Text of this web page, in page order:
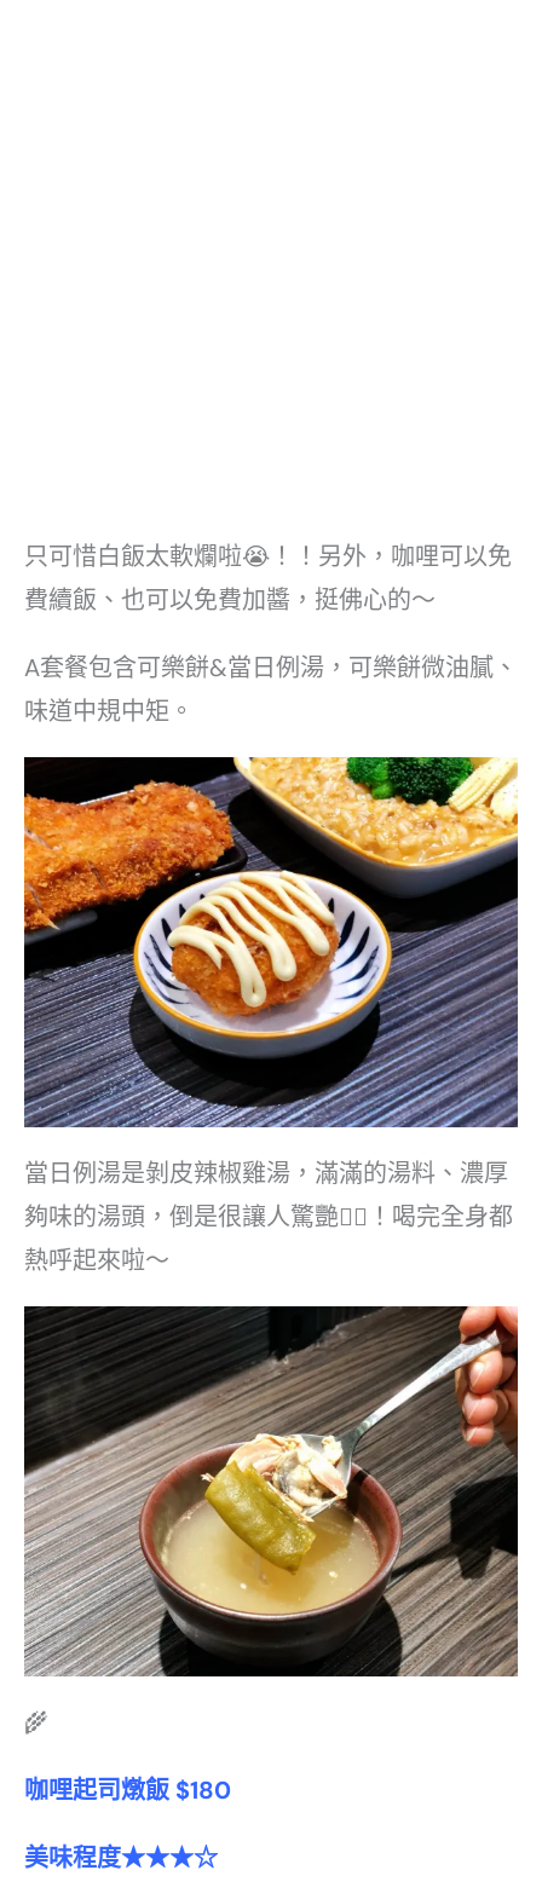
只可惜白飯太軟爛啦😭！！另外，咖哩可以免
費續飯、也可以免費加醬，挺佛心的～
A套餐包含可樂餅&當日例湯，可樂餅微油膩、
味道中規中矩。
當日例湯是剝皮辣椒雞湯，滿滿的湯料、濃厚
夠味的湯頭，倒是很讓人驚艷👍🏻！喝完全身都
熱呼起來啦～
🌾
咖哩起司燉飯 $180
美味程度★★★☆